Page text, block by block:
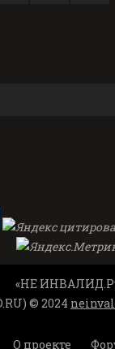
«НЕ
© 2024
О проекте